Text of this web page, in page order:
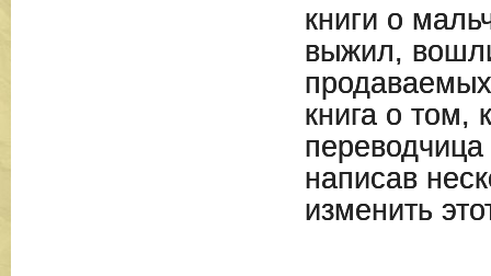
книги о
выжил,
книга о том,
написав
изменить